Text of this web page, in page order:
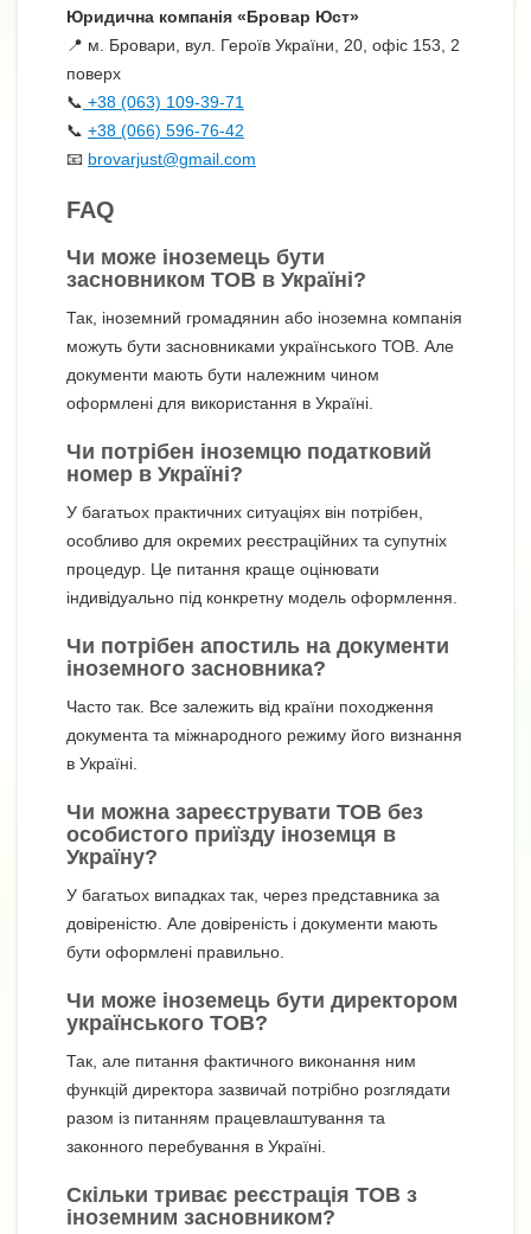
Юридична компанія «Бровар Юст»
📍 м. Бровари, вул. Героїв України, 20, офіс 153, 2
поверх
📞 +38 (063) 109-39-71
📞 +38 (066) 596-76-42
📧 brovarjust@gmail.com
FAQ
Чи може іноземець бути
засновником ТОВ в Україні?
Так, іноземний громадянин або іноземна компанія
можуть бути засновниками українського ТОВ. Але
документи мають бути належним чином
оформлені для використання в Україні.
Чи потрібен іноземцю податковий
номер в Україні?
У багатьох практичних ситуаціях він потрібен,
особливо для окремих реєстраційних та супутніх
процедур. Це питання краще оцінювати
індивідуально під конкретну модель оформлення.
Чи потрібен апостиль на документи
іноземного засновника?
Часто так. Все залежить від країни походження
документа та міжнародного режиму його визнання
в Україні.
Чи можна зареєструвати ТОВ без
особистого приїзду іноземця в
Україну?
У багатьох випадках так, через представника за
довіреністю. Але довіреність і документи мають
бути оформлені правильно.
Чи може іноземець бути директором
українського ТОВ?
Так, але питання фактичного виконання ним
функцій директора зазвичай потрібно розглядати
разом із питанням працевлаштування та
законного перебування в Україні.
Скільки триває реєстрація ТОВ з
іноземним засновником?